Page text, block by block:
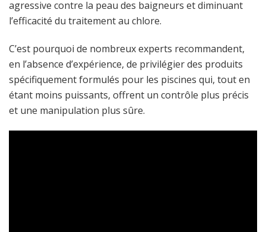
agressive contre la peau des baigneurs et diminuant
l’efficacité du traitement au chlore.
C’est pourquoi de nombreux experts recommandent,
en l’absence d’expérience, de privilégier des produits
spécifiquement formulés pour les piscines qui, tout en
étant moins puissants, offrent un contrôle plus précis
et une manipulation plus sûre.